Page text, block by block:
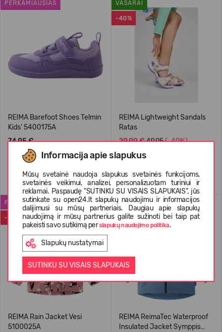
Informacija apie slapukus
Mūsų svetainė naudoja slapukus svetainės funkcijoms,
svetainės veikimui, analizei, personalizuotam turiniui ir
reklamai. Paspaudę "SUTINKU SU VISAIS SLAPUKAIS", jūs
sutinkate su open24.lt slapukų naudojimu ir informacijos
dalijimusi su mūsų partneriais. Daugiau apie slapukų
naudojimą ir mūsų partnerius galite sužinoti bei taip pat
pakeisti savo sutikimą perslapukų naudojimo politika.
Slapukų nustatymai
SUTINKU SU VISAIS SLAPUKAIS
PERKAMIAUSIAS
REIMA Barefoot Shoes Telmin
Kids' 5400175A
74,95 €
+1
-40%
VASARAI
REIMA Lightweight Sandals
Ratas
29,99 €49.95(-40%)
-50%
PERKAMIAUSIAS
REIMA Rain Jacket Vesi
5100025A
REIMATEC MEDŽIAGA
REIMA ReimaTec Waterproof
Insulated Jacket Symppis